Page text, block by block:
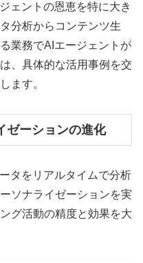
ェントの恩恵を特に大き
分析からコンテンツ生
業務でAIエージェントが
、具体的な活用事例を交
ます。
ゼーションの進化
タをリアルタイムで分析
ソナライゼーションを実
グ活動の精度と効果を大